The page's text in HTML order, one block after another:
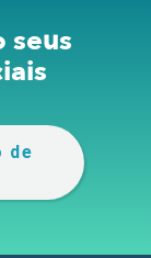
seus
de